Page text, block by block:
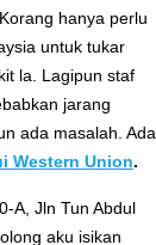
hanya perlu
untuk tukar
la. Lagipun staf
jarang
ada masalah. Ada
Western Union.
A, Jln Tun Abdul
aku isikan